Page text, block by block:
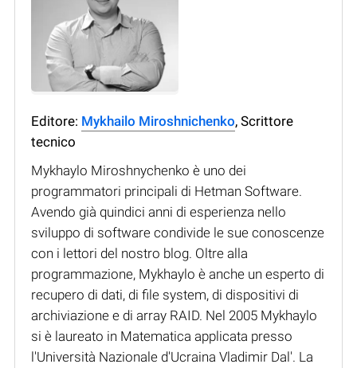
Editore: Mykhailo Miroshnichenko, Scrittore
tecnico
Mykhaylo Miroshnychenko è uno dei
programmatori principali di Hetman Software.
Avendo già quindici anni di esperienza nello
sviluppo di software condivide le sue conoscenze
con i lettori del nostro blog. Oltre alla
programmazione, Mykhaylo è anche un esperto di
recupero di dati, di file system, di dispositivi di
archiviazione e di array RAID. Nel 2005 Mykhaylo
si è laureato in Matematica applicata presso
l'Università Nazionale d'Ucraina Vladimir Dal'. La